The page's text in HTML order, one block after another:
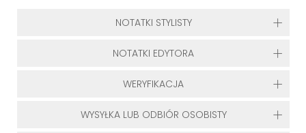
NOTATKI STYLISTY
NOTATKI EDYTORA
WERYFIKACJA
WYSYŁKA LUB ODBIÓR OSOBISTY